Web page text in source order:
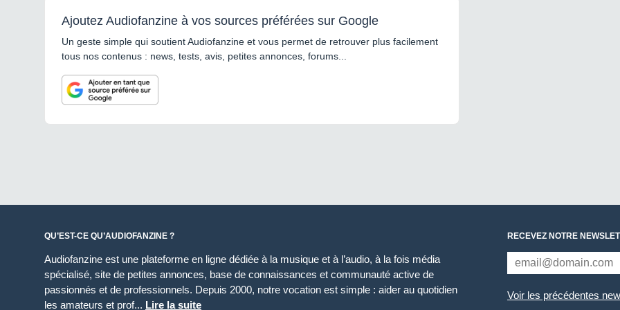
Ajoutez Audiofanzine à vos sources préférées sur Google
Un geste simple qui soutient Audiofanzine et vous permet de retrouver plus facilement
tous nos contenus : news, tests, avis, petites annonces, forums...
QU’EST-CE QU’AUDIOFANZINE ?
Audiofanzine est une plateforme en ligne dédiée à la musique et à l’audio, à la fois média
spécialisé, site de petites annonces, base de connaissances et communauté active de
passionnés et de professionnels. Depuis 2000, notre vocation est simple : aider au quotidien
les amateurs et prof... Lire la suite
RECEVEZ NOTRE
Voir les précédentes